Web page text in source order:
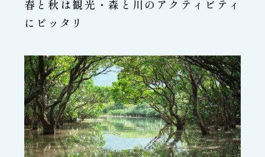
春と秋は観光・森と川のアクティビティ
にピッタリ